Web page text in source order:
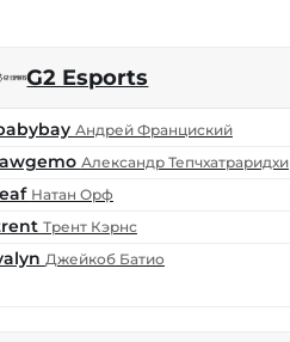
G2 Esports
Андрей Франциский
Александр Тепчхатраридхи
Натан Орф
Трент Кэрнс
Джейкоб Батио